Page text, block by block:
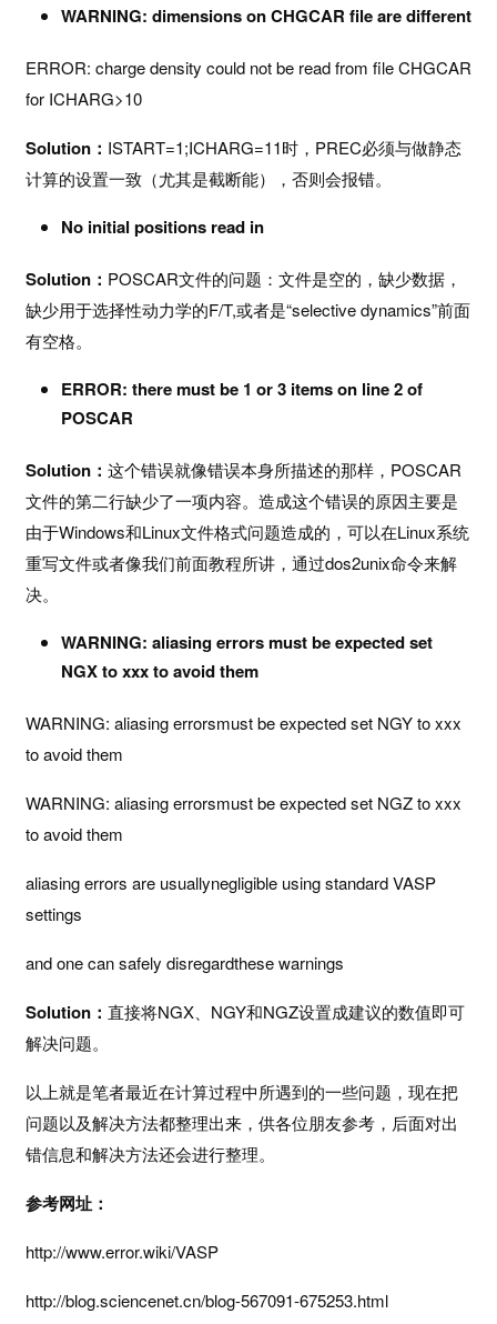
教
M
S
程
V
题
计
算
培
干
货
顶
刊
读
学
招
聘
免
费
资
下
WARNING: dimensions on CHGCAR file are different
ERROR: charge density could not be read from file CHGCAR
for ICHARG>10
Solution ： ISTART=1;ICHARG=11时，PREC必须与做静态
计算的设置一致（尤其是截断能），否则会报错。
No initial positions read in
Solution ： POSCAR文件的问题：文件是空的，缺少数据，
缺少用于选择性动力学的F/T,或者是“selective dynamics”前面
有空格。
ERROR: there must be 1 or 3 items on line 2 of
POSCAR
Solution ： 这个错误就像错误本身所描述的那样，POSCAR
文件的第二行缺少了一项内容。造成这个错误的原因主要是
由于Windows和Linux文件格式问题造成的，可以在Linux系统
重写文件或者像我们前面教程所讲，通过dos2unix命令来解
决。
WARNING: aliasing errors must be expected set
NGX to xxx to avoid them
WARNING: aliasing errorsmust be expected set NGY to xxx
to avoid them
WARNING: aliasing errorsmust be expected set NGZ to xxx
to avoid them
aliasing errors are usuallynegligible using standard VASP
settings
and one can safely disregardthese warnings
Solution ： 直接将NGX、NGY和NGZ设置成建议的数值即可
解决问题。
以上就是笔者最近在计算过程中所遇到的一些问题，现在把
问题以及解决方法都整理出来，供各位朋友参考，后面对出
错信息和解决方法还会进行整理。
参考网址：
http://www.error.wiki/VASP
http://blog.sciencenet.cn/blog-567091-675253.html